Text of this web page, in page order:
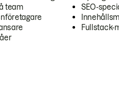
team
SEO-
Fullstack-